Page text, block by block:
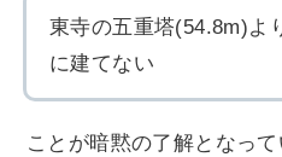
東寺の五重塔(54.8m)よ
に建てない
ことが暗黙の了解となっ